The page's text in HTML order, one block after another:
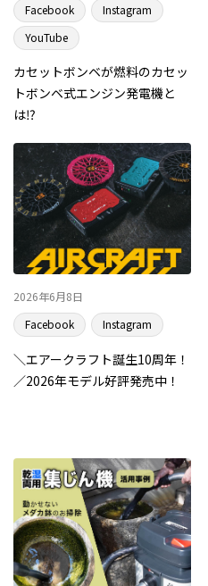
Facebook
Instagram
YouTube
カセットボンベが燃料のカセッ
トボンベ式エンジン発電機と
は⁉
2026年6月8日
Facebook
Instagram
＼エアークラフト誕生10周年！
／2026年モデル好評発売中！